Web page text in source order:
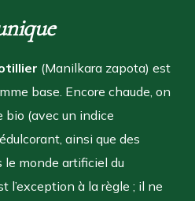
(Manilkara zapota) est
base. Encore chaude, on
bio (avec un indice
ainsi que des
le monde artificiel du
l’exception à la règle ; il ne